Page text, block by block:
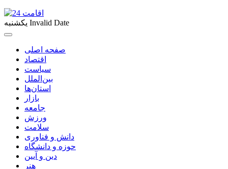
یکشنبه Invalid Date
صفحه اصلی
اقتصاد
سیاست
بین‌الملل
استان‌ها
بازار
جامعه
ورزش
سلامت
دانش و فناوری
حوزه و دانشگاه
دین و آیین
هنر